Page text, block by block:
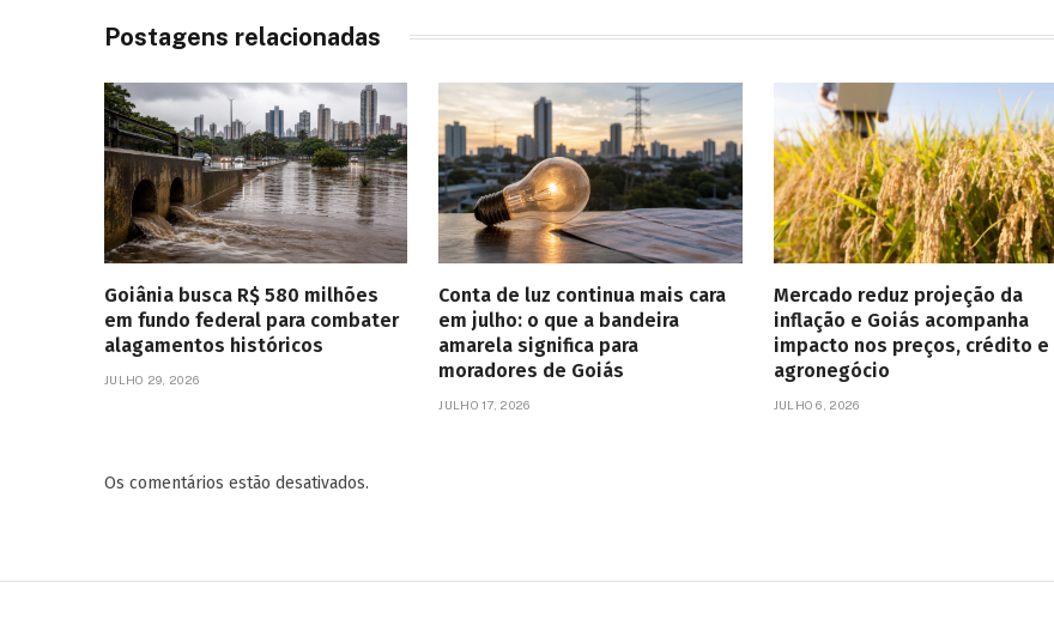
Postagens relacionadas
Goiânia busca R$ 580 milhões
em fundo federal para combater
alagamentos históricos
JULHO 29, 2026
Conta de luz continua mais cara
em julho: o que a bandeira
amarela significa para
moradores de Goiás
JULHO 17, 2026
Mercado reduz projeção da
inflação e Goiás acompanha
impacto nos preços, crédito e
agronegócio
JULHO 6, 2026
Os comentários estão desativados.